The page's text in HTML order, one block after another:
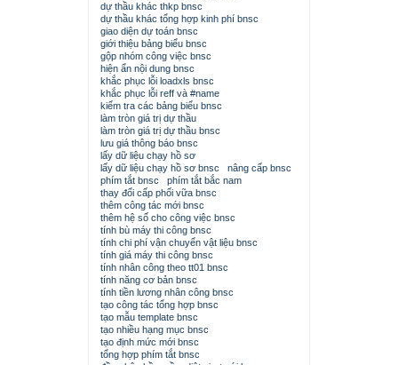
dự thầu khác thkp bnsc
dự thầu khác tổng hợp kinh phí bnsc
giao diện dự toán bnsc
giới thiệu bảng biểu bnsc
gộp nhóm công việc bnsc
hiện ẩn nội dung bnsc
khắc phục lỗi loadxls bnsc
khắc phục lỗi reff và #name
kiểm tra các bảng biểu bnsc
làm tròn giá trị dự thầu
làm tròn giá trị dự thầu bnsc
lưu giá thông báo bnsc
lấy dữ liệu chạy hồ sơ
lấy dữ liệu chạy hồ sơ bnsc
nâng cấp bnsc
phím tắt bnsc
phím tắt bắc nam
thay đổi cấp phối vữa bnsc
thêm công tác mới bnsc
thêm hệ số cho công việc bnsc
tính bù máy thi công bnsc
tính chi phí vận chuyển vật liệu bnsc
tính giá máy thi công bnsc
tính nhân công theo tt01 bnsc
tính năng cơ bản bnsc
tính tiền lương nhân công bnsc
tạo công tác tổng hợp bnsc
tạo mẫu template bnsc
tạo nhiều hạng mục bnsc
tạo định mức mới bnsc
tổng hợp phím tắt bnsc